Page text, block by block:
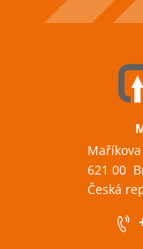
621 00
Česká